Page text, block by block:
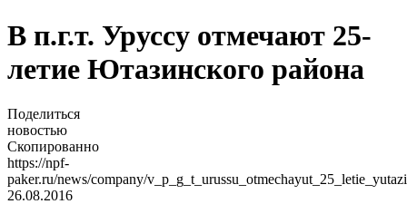
В п.г.т. Уруссу отмечают 25-
летие Ютазинского района
Поделиться
новостью
Скопированно
https://npf-
paker.ru/news/company/
26.08.2016